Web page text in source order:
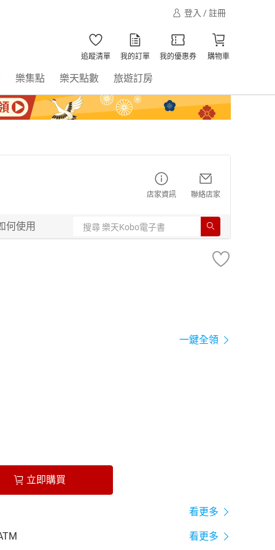
登入 / 註冊
追蹤清單 我的訂單 我的優惠券 購物車
樂集點 樂天點數 旅遊訂房
店家資訊 聯絡店家
何使用
一鍵全領
立即購買
看更多
看更多